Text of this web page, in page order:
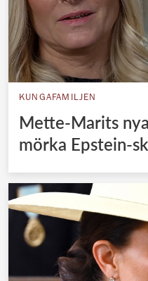
KUNGAFAMILJEN
Mette-Marits
mörka Epstein-